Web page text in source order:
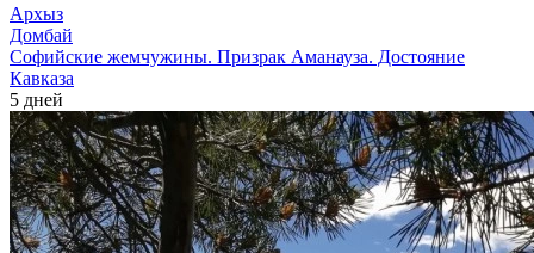
Архыз
Домбай
Софийские жемчужины. Призрак Аманауза. Достояние
Кавказа
5 дней